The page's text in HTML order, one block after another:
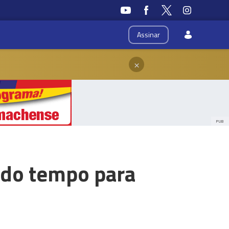
Assinar
×
PUB
tempo para